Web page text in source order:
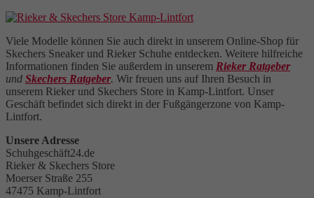
Viele Modelle können Sie auch direkt in unserem Online-Shop für
Skechers Sneaker und Rieker Schuhe entdecken. Weitere hilfreiche
Informationen finden Sie außerdem in unserem Rieker Ratgeber
und Skechers Ratgeber. Wir freuen uns auf Ihren Besuch in
unserem Rieker und Skechers Store in Kamp-Lintfort. Unser
Geschäft befindet sich direkt in der Fußgängerzone von Kamp-
Lintfort.
Unsere Adresse
Schuhgeschäft24.de
Rieker & Skechers Store
Moerser Straße 255
47475 Kamp-Lintfort